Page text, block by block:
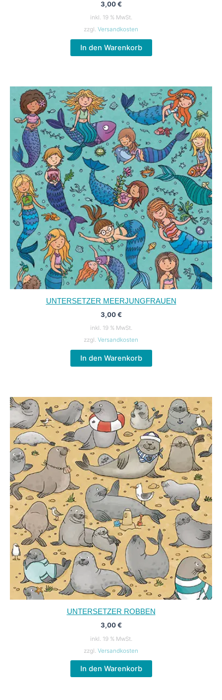
3,00€
inkl. 19 % MwSt.
zzgl. Versandkosten
In den Warenkorb
UNTERSETZER MEERJUNGFRAUEN
3,00€
inkl. 19 % MwSt.
zzgl. Versandkosten
In den Warenkorb
UNTERSETZER ROBBEN
3,00€
inkl. 19 % MwSt.
zzgl. Versandkosten
In den Warenkorb